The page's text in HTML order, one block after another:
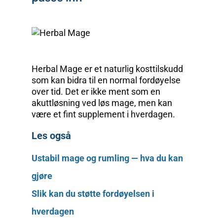
Herbal Mage er et naturlig kosttilskudd
som kan bidra til en normal fordøyelse
over tid. Det er ikke ment som en
akuttløsning ved løs mage, men kan
være et fint supplement i hverdagen.
Les også
Ustabil mage og rumling — hva du kan
gjøre
Slik kan du støtte fordøyelsen i
hverdagen